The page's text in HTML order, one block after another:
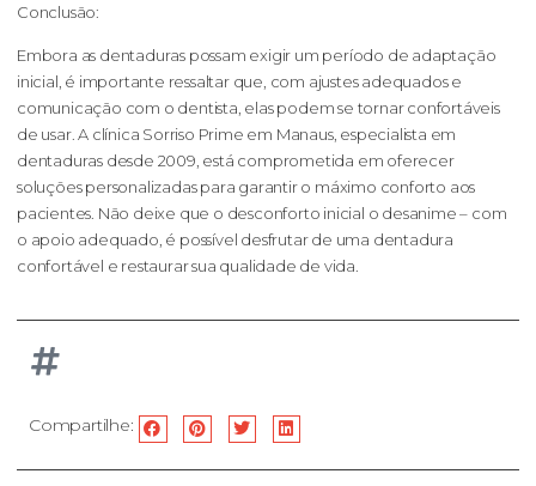
Conclusão:
Embora as dentaduras possam exigir um período de adaptação
inicial, é importante ressaltar que, com ajustes adequados e
comunicação com o dentista, elas podem se tornar confortáveis
de usar. A clínica Sorriso Prime em Manaus, especialista em
dentaduras desde 2009, está comprometida em oferecer
soluções personalizadas para garantir o máximo conforto aos
pacientes. Não deixe que o desconforto inicial o desanime – com
o apoio adequado, é possível desfrutar de uma dentadura
confortável e restaurar sua qualidade de vida.
Compartilhe: